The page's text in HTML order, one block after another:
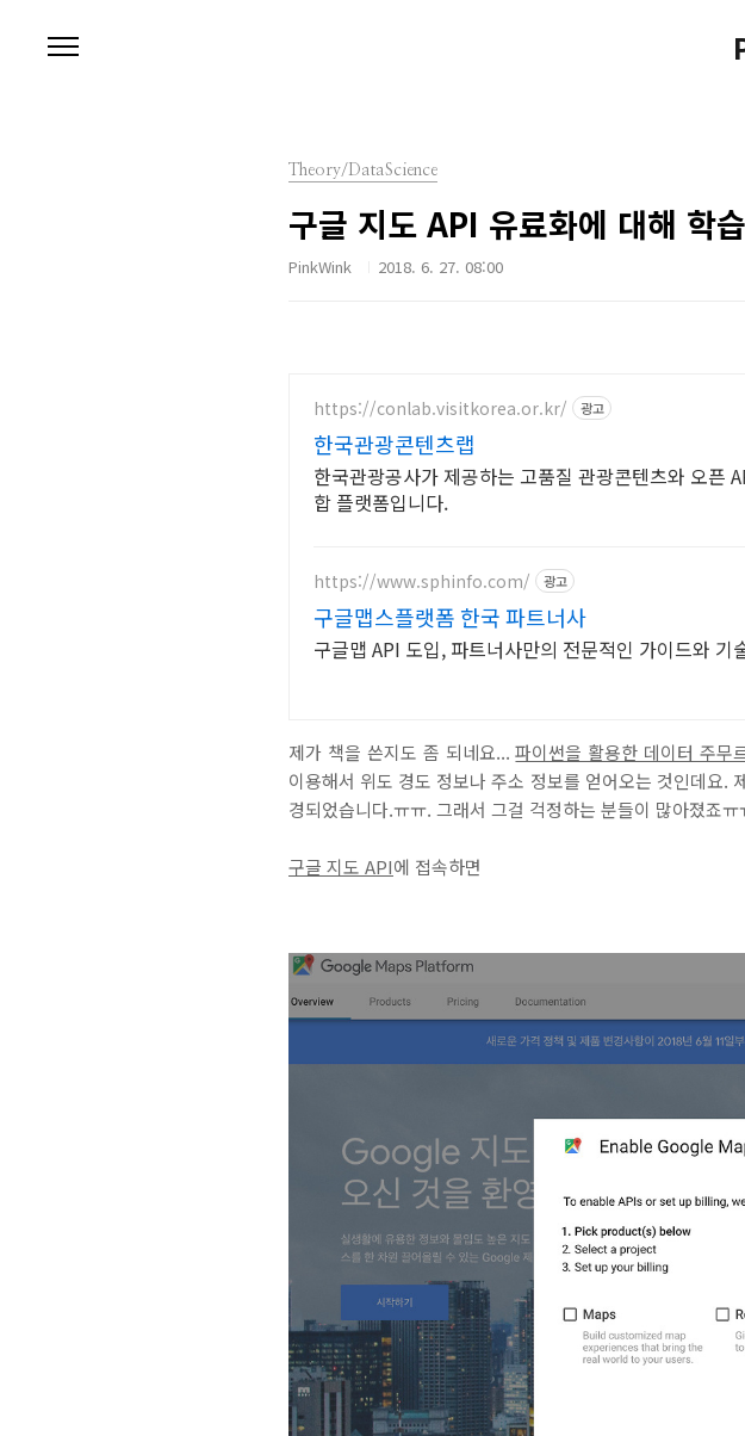
Theory/DataScience
구글 지도 API 유료화에 대해 학
PinkWink 2018. 6. 27. 08:00
https://conlab.visitkorea.or.kr/ 광고
한국관광콘텐츠랩
한국관광공사가 제공하는 고품질 관광콘텐츠와 오픈
합 플랫폼입니다.
https://www.sphinfo.com/ 광고
구글맵스플랫폼 한국 파트너사
구글맵 API 도입, 파트너사만의 전문적인 가이드와 기
제가 책을 쓴지도 좀 되네요...파이썬을 활용한 데이터 주무
이용해서 위도 경도 정보나 주소 정보를 얻어오는 것인데요.
경되었습니다.ㅠㅠ. 그래서 그걸 걱정하는 분들이 많아졌죠
구글 지도 API에 접속하면